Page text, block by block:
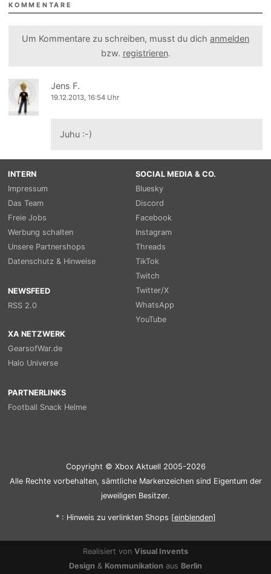
KOMMENTARE
Um Kommentare zu schreiben, musst du dich anmelden
bzw. registrieren.
Jens F.
19.12.2013, 16:54 Uhr
Juhu :-)
INTERN
Impressum
Das Team
Freie Jobs
Werbung schalten
Unsere Partnershops
Datenschutz & Hinweise
NEWSFEED
RSS 2.0
SOCIAL MEDIA & CO.
Bluesky
Discord
Facebook
Instagram
Threads
TikTok
Twitch
Twitter/X
WhatsApp
YouTube
XA NETZWERK
GearsofWar.de
Halo Universe
PARTNERLINKS
Football Snack Helme
Copyright © Xbox Aktuell 2005-2026
Alle Rechte vorbehalten, sämtliche Markenzeichen sind Eigentum der
jeweiligen Besitzer.
* : Hinweis zu verlinkten Shops [einblenden]
Realisiert von Visual Invents
Design & Kommunikation aus Berlin